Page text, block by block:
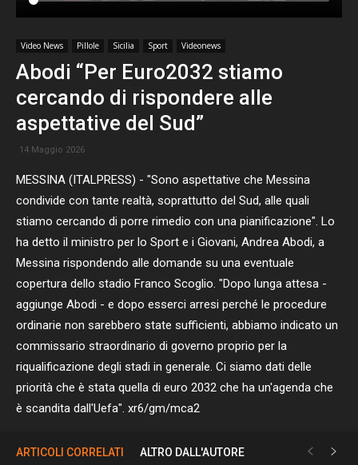
Video News Pillole Sicilia Sport Videonews
Abodi “Per Euro2032 stiamo
cercando di rispondere alle
aspettative del Sud”
14 Maggio 2026
MESSINA (ITALPRESS) - "Sono aspettative che Messina
condivide con tante realtà, soprattutto del Sud, alle quali
stiamo cercando di porre rimedio con una pianificazione". Lo
ha detto il ministro per lo Sport e i Giovani, Andrea Abodi, a
Messina rispondendo alle domande su una eventuale
copertura dello stadio Franco Scoglio. "Dopo lunga attesa -
aggiunge Abodi - e dopo esserci arresi perché le procedure
ordinarie non sarebbero state sufficienti, abbiamo indicato un
commissario straordinario di governo proprio per la
riqualificazione degli stadi in generale. Ci siamo dati delle
priorità che è stata quella di euro 2032 che ha un'agenda che
è scandita dall'Uefa". xr6/gm/mca2
ARTICOLI CORRELATI ALTRO DALL'AUTORE